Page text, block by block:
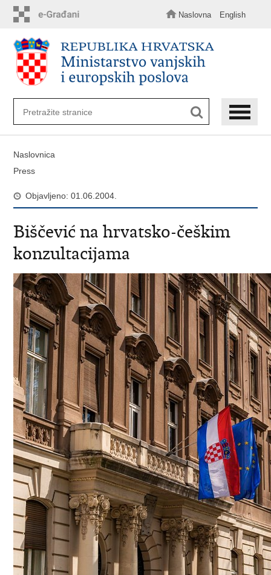
sadržaj
Naslovna English
Naslovnica
Press
Objavljeno: 01.06.2004.
Biščević na hrvatsko-češkim
konzultacijama